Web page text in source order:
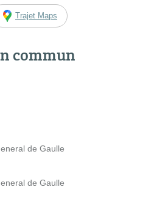
Trajet Maps
commun
de Gaulle
de Gaulle